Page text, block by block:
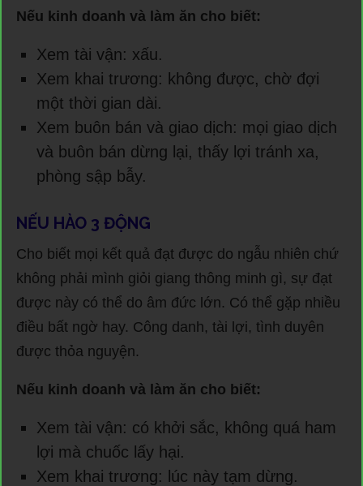
Nếu kinh doanh và làm ăn cho biết:
Xem tài vận: xấu.
Xem khai trương: không được, chờ đợi
một thời gian dài.
Xem buôn bán và giao dịch: mọi giao dịch
và buôn bán dừng lại, thấy lợi tránh xa,
phòng sập bẫy.
NẾU HÀO 3 ĐỘNG
Cho biết mọi kết quả đạt được do ngẫu nhiên chứ
không phải mình giỏi giang thông minh gì, sự đạt
được này có thể do âm đức lớn. Có thể gặp nhiều
điều bất ngờ hay. Công danh, tài lợi, tình duyên
được thỏa nguyện.
Nếu kinh doanh và làm ăn cho biết:
Xem tài vận: có khởi sắc, không quá ham
lợi mà chuốc lấy hại.
Xem khai trương: lúc này tạm dừng.